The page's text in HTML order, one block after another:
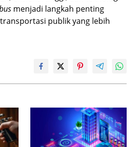
menjadi langkah penting
publik yang lebih